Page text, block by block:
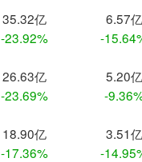
35.32亿
-23.92%
6.57亿
-
26.63亿
-23.69%
5.20亿
-
18.90亿
-17.36%
3.51亿
-